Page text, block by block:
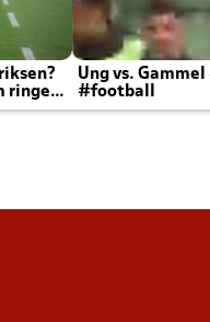
ringer
Ung vs.
#football